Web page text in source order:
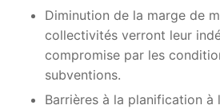
Diminution de la marge de
collectivités verront leur
compromise par les
subventions.
Barrières à la planification à